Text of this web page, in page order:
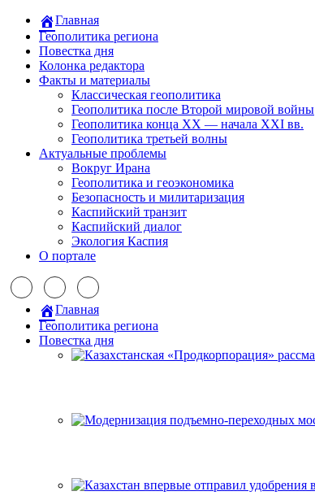
Главная
Геополитика региона
Повестка дня
Колонка редактора
Факты и материалы
Классическая геополитика
Геополитика после Второй мировой войны
Геополитика конца XX — начала XXI вв.
Геополитика третьей волны
Актуальные проблемы
Вокруг Ирана
Геополитика и геоэкономика
Безопасность и милитаризация
Каспийский транзит
Каспийский диалог
Экология Каспия
О портале
Главная
Геополитика региона
Повестка дня